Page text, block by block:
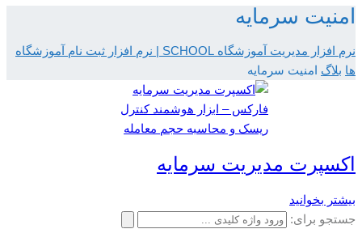
امنیت سرمایه
نرم افزار مدیریت آموزشگاه SCHOOL | نرم افزار ثبت نام آموزشگاه
ها بلاگ امنیت سرمایه
اکسپرت مدیریت سرمایه
بیشتر بخوانید
جستجو برای: